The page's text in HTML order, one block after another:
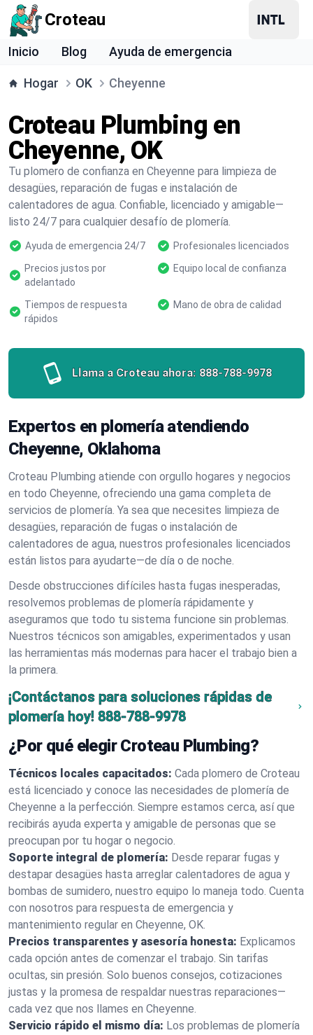
Croteau
Inicio Blog Ayuda de emergencia
Hogar OK Cheyenne
Croteau Plumbing en
Cheyenne, OK
Tu plomero de confianza en Cheyenne para limpieza de
desagües, reparación de fugas e instalación de
calentadores de agua. Confiable, licenciado y amigable—
listo 24/7 para cualquier desafío de plomería.
Ayuda de emergencia 24/7
Profesionales licenciados
Precios justos por
adelantado
Equipo local de confianza
Tiempos de respuesta
rápidos
Mano de obra de calidad
Llama a Croteau ahora: 888-788-9978
Expertos en plomería atendiendo
Cheyenne, Oklahoma
Croteau Plumbing atiende con orgullo hogares y negocios
en todo Cheyenne, ofreciendo una gama completa de
servicios de plomería. Ya sea que necesites limpieza de
desagües, reparación de fugas o instalación de
calentadores de agua, nuestros profesionales licenciados
están listos para ayudarte—de día o de noche.
Desde obstrucciones difíciles hasta fugas inesperadas,
resolvemos problemas de plomería rápidamente y
aseguramos que todo tu sistema funcione sin problemas.
Nuestros técnicos son amigables, experimentados y usan
las herramientas más modernas para hacer el trabajo bien a
la primera.
¡Contáctanos para soluciones rápidas de
plomería hoy! 888-788-9978
¿Por qué elegir Croteau Plumbing?
Técnicos locales capacitados: Cada plomero de Croteau
está licenciado y conoce las necesidades de plomería de
Cheyenne a la perfección. Siempre estamos cerca, así que
recibirás ayuda experta y amigable de personas que se
preocupan por tu hogar o negocio.
Soporte integral de plomería: Desde reparar fugas y
destapar desagües hasta arreglar calentadores de agua y
bombas de sumidero, nuestro equipo lo maneja todo. Cuenta
con nosotros para respuesta de emergencia y
mantenimiento regular en Cheyenne, OK.
Precios transparentes y asesoría honesta: Explicamos
cada opción antes de comenzar el trabajo. Sin tarifas
ocultas, sin presión. Solo buenos consejos, cotizaciones
justas y la promesa de respaldar nuestras reparaciones—
cada vez que nos llames en Cheyenne.
Servicio rápido el mismo día: Los problemas de plomería